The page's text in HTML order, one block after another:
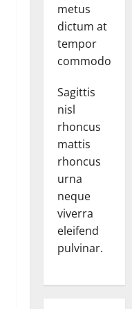
metus
dictum at
tempor
commodo.
Sagittis
nisl
rhoncus
mattis
rhoncus
urna
neque
viverra
eleifend
pulvinar.